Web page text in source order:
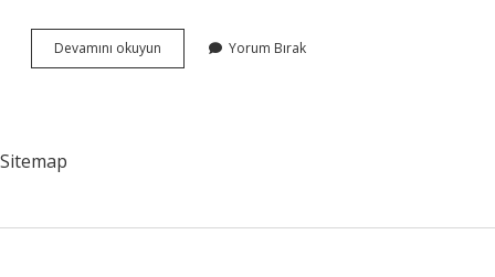
Devamını okuyun
Giyme
Yorum Bırak
Sitemap